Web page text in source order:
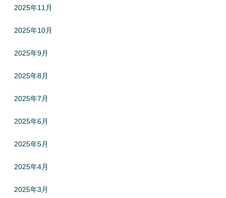
2025年11月
2025年10月
2025年9月
2025年8月
2025年7月
2025年6月
2025年5月
2025年4月
2025年3月